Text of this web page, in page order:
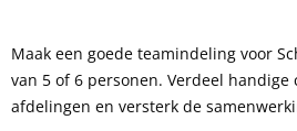
Maak een goede teamindeling voor
van 5 of 6 personen. Verdeel handige
afdelingen en versterk de